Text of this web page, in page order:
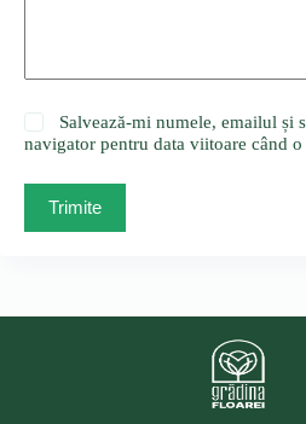
Salvează-mi numele, emailul și
navigator pentru data viitoare când o
Trimite